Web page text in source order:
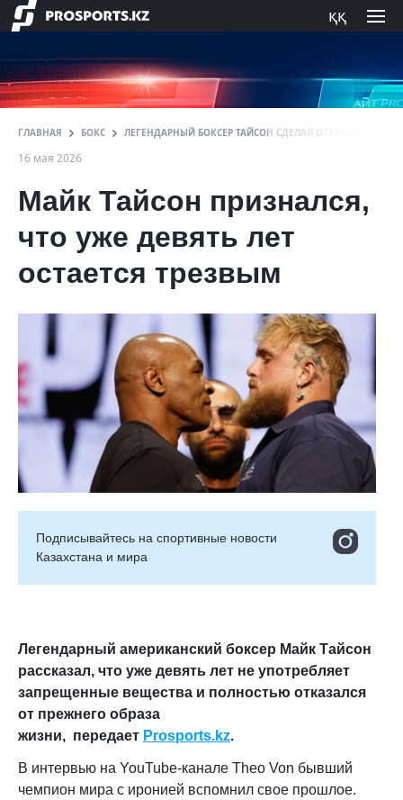
ққ
ГЛАВНАЯ БОКС ЛЕГЕНДАРНЫЙ БОКСЕР ТАЙСОН СДЕЛАЛ ОТКРОВЕННОЕ
16 мая 2026
Майк Тайсон признался,
что уже девять лет
остается трезвым
Подписывайтесь на cпортивные новости
Казахстана и мира
Легендарный американский боксер Майк Тайсон
рассказал, что уже девять лет не употребляет
запрещенные вещества и полностью отказался
от прежнего образа
жизни, передает Prosports.kz.
В интервью на YouTube-канале Theo Von бывший
чемпион мира с иронией вспомнил свое прошлое.